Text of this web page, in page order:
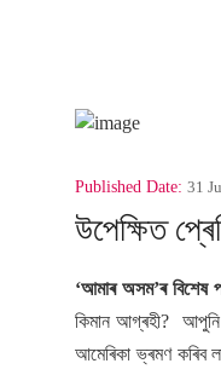
Published Date: 31
উপেক্ষিত
‘আমাৰ অসম’ৰ বিশেষ
কিমান আগ্ৰহী? আপুনি
আমেৰিকা ভ্ৰমণ কৰিব